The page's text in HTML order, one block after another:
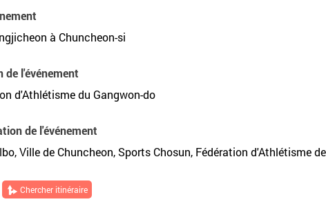
à Chuncheon-si
de l'événement
d'Athlétisme du Gangwon-do
de l'événement
Ville de Chuncheon, Sports Chosun, Fédération d'Athlétisme
Chercher itinéraire